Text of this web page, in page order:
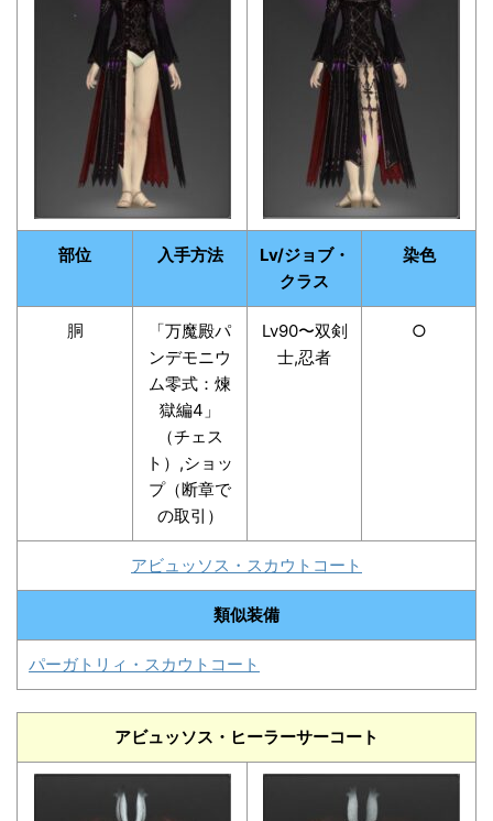
部位 入手方法
Lv/ジョブ・
クラス
染色
胴
「万魔殿パ
ンデモニウ
ム零式：煉
獄編4」
（チェス
ト）,ショッ
プ（断章で
の取引）
Lv90〜双剣
士,忍者
○
アビュッソス・スカウトコート
類似装備
パーガトリィ・スカウトコート
アビュッソス・ヒーラーサーコート